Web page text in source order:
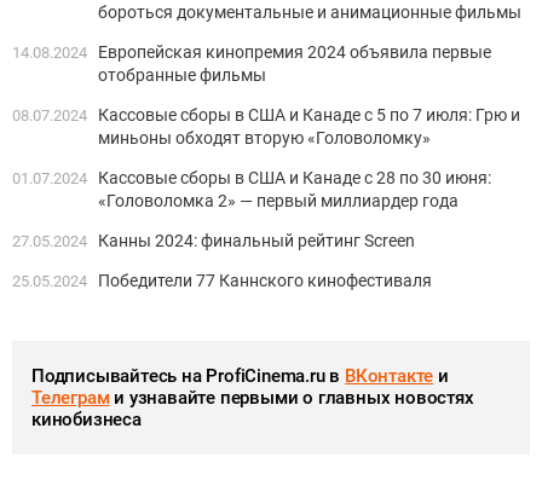
бороться документальные и анимационные фильмы
14.08.2024
Европейская кинопремия 2024 объявила первые
отобранные фильмы
08.07.2024
Кассовые сборы в США и Канаде с 5 по 7 июля: Грю и
миньоны обходят вторую «Головоломку»
01.07.2024
Кассовые сборы в США и Канаде с 28 по 30 июня:
«Головоломка 2» — первый миллиардер года
27.05.2024 Канны 2024: финальный рейтинг Screen
25.05.2024 Победители 77 Каннского кинофестиваля
Подписывайтесь на ProfiCinema.ru в ВКонтакте и
Телеграми узнавайте первыми о главных новостях
кинобизнеса